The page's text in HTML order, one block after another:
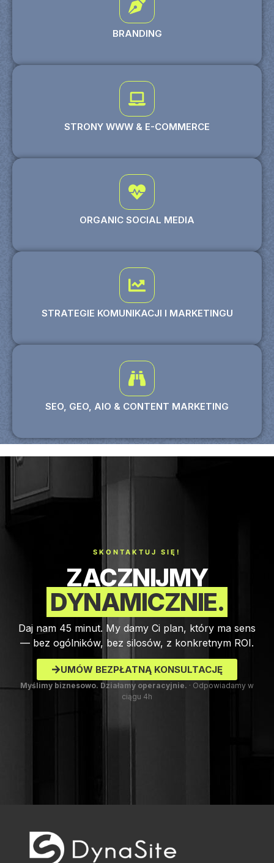
BRANDING
STRONY WWW & E-COMMERCE
ORGANIC SOCIAL MEDIA
STRATEGIE KOMUNIKACJI I MARKETINGU
SEO, GEO, AIO & CONTENT MARKETING
SKONTAKTUJ SIĘ!
ZACZNIJMY
DYNAMICZNIE.
Daj nam 45 minut. My damy Ci plan, który ma sens
— bez ogólników, bez silosów, z konkretnym ROI.
UMÓW BEZPŁATNĄ KONSULTACJĘ
Myślimy biznesowo. Działamy operacyjnie. · Odpowiadamy w
ciągu 4h